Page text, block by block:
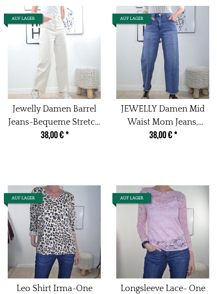
AUF LAGER
Jewelly Damen Barrel
Jeans-Bequeme Stretch
Jeans in O-Form-
38,00 €*
AUF LAGER
JEWELLY Damen Mid
Waist Mom Jeans,
Straight Leg, Karotten
38,00 €*
AUF LAGER
Leo Shirt Irma-One
AUF LAGER
Longsleeve Lace- One